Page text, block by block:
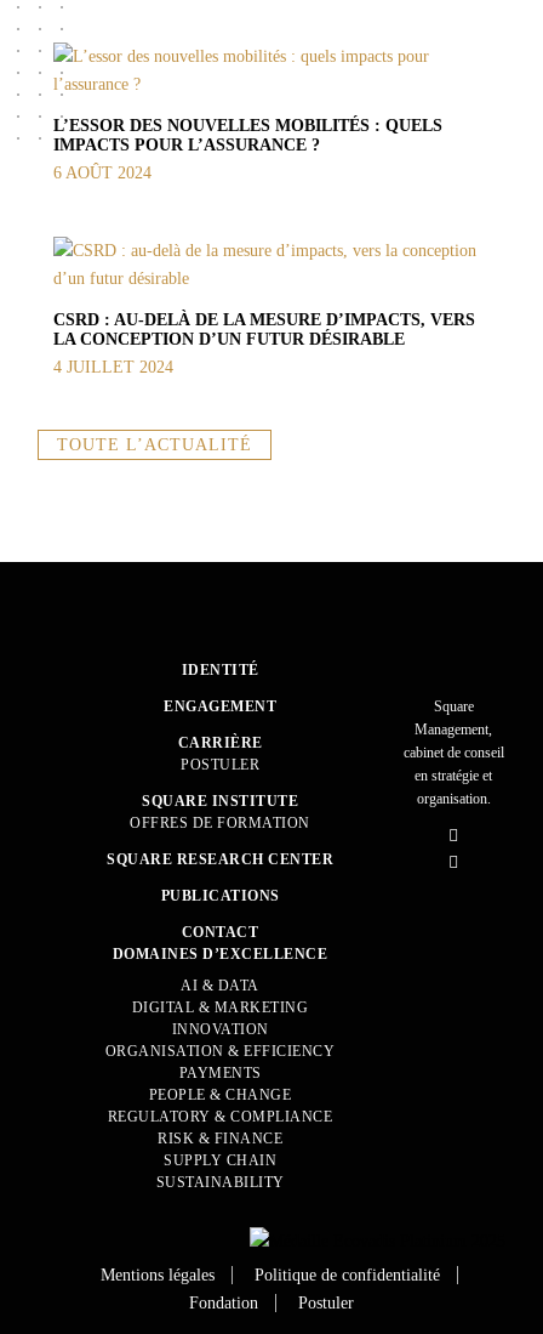
L’ESSOR DES NOUVELLES MOBILITÉS : QUELS
IMPACTS POUR L’ASSURANCE ?
6 AOÛT 2024
CSRD : AU-DELÀ DE LA MESURE D’IMPACTS, VERS
LA CONCEPTION D’UN FUTUR DÉSIRABLE
4 JUILLET 2024
TOUTE L’ACTUALITÉ
IDENTITÉ
ENGAGEMENT
CARRIÈRE
POSTULER
SQUARE INSTITUTE
OFFRES DE FORMATION
SQUARE RESEARCH CENTER
PUBLICATIONS
CONTACT
DOMAINES D’EXCELLENCE
AI & DATA
DIGITAL & MARKETING
INNOVATION
ORGANISATION & EFFICIENCY
PAYMENTS
PEOPLE & CHANGE
REGULATORY & COMPLIANCE
RISK & FINANCE
SUPPLY CHAIN
SUSTAINABILITY
Square
Management,
cabinet de conseil
en stratégie et
organisation.
Mentions légales
Politique de confidentialité
Fondation
Postuler